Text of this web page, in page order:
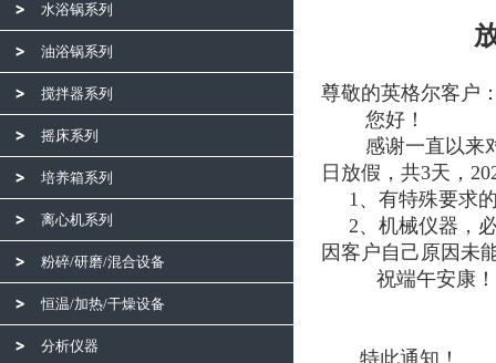
水浴锅系列
油浴锅系列
搅拌器系列
摇床系列
培养箱系列
离心机系列
粉碎/研磨/混合设备
恒温/加热/干燥设备
分析仪器
尊敬的英格尔客户
您好！
感谢一直以来对
日放假，共3天，
1、有特殊要求的
2、机械仪器，必
因客户自己原因未
祝端午安康！
特此通知！